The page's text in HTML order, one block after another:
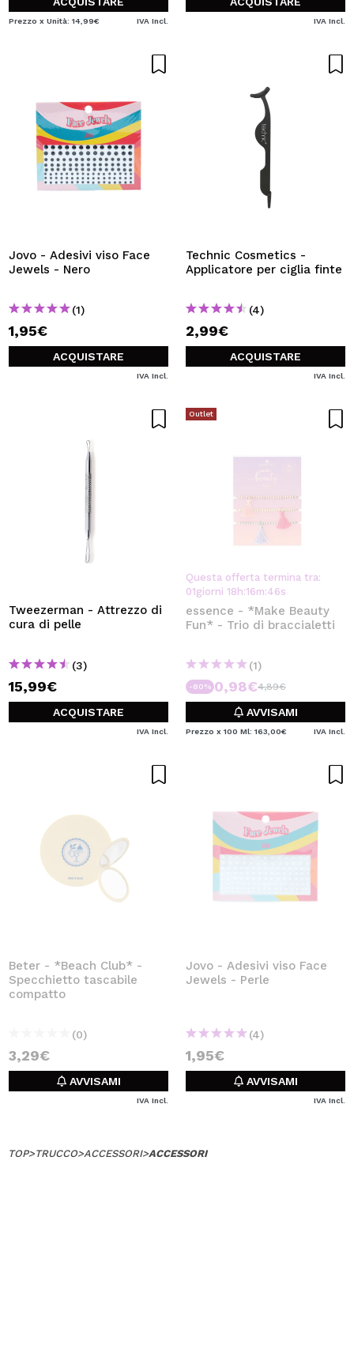
Prezzo x Unità: 14,99€ IVA Incl. IVA Incl.
Jovo - Adesivi viso Face
Jewels - Nero
(1)
1,95€
ACQUISTARE
IVA Incl.
Technic Cosmetics -
Applicatore per ciglia finte
(4)
2,99€
ACQUISTARE
IVA Incl.
Tweezerman - Attrezzo di
cura di pelle
(3)
15,99€
ACQUISTARE
IVA Incl.
Outlet
Questa offerta termina tra:
01giorni 18 h:16m:46s
essence - *Make Beauty
Fun* - Trio di braccialetti
(1)
-80% 0,98€4,89€
AVVISAMI
Prezzo x 100 Ml: 163,00€ IVA Incl.
Beter - *Beach Club* -
Specchietto tascabile
compatto
(0)
3,29€
AVVISAMI
IVA Incl.
Jovo - Adesivi viso Face
Jewels - Perle
(4)
1,95€
AVVISAMI
IVA Incl.
TOP>TRUCCO>ACCESSORI>ACCESSORI